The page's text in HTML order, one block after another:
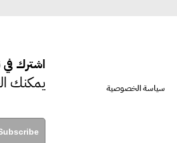
سياسة الخصوصية
اشترك في
يمكنك